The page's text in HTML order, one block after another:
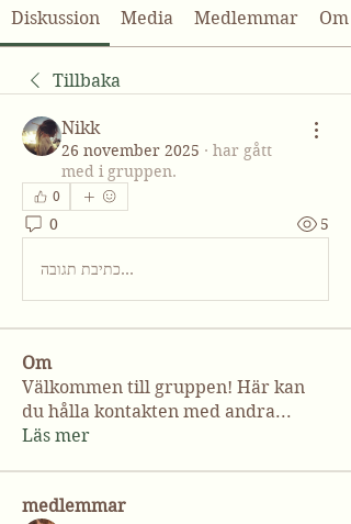
Diskussion Media Medlemmar Om
Tillbaka
Nikk
26 november 2025 · har gått
med i gruppen.
0
0 5
כתיבת תגובה...
Om
Välkommen till gruppen! Här kan
du hålla kontakten med andra...
Läs mer
medlemmar